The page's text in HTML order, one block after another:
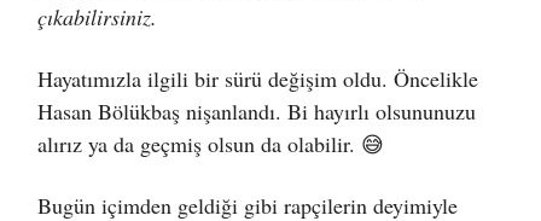
çıkabilirsiniz.
Hayatımızla ilgili bir sürü değişim oldu. Öncelikle
Hasan Bölükbaş nişanlandı. Bi hayırlı olsununuzu
alırız ya da geçmiş olsun da olabilir. 😅
Bugün içimden geldiği gibi rapçilerin deyimiyle